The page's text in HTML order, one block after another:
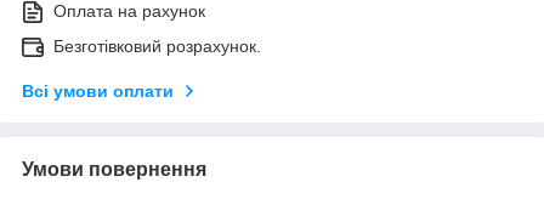
Оплата на рахунок
Безготівковий розрахунок.
Всі умови оплати
Умови повернення